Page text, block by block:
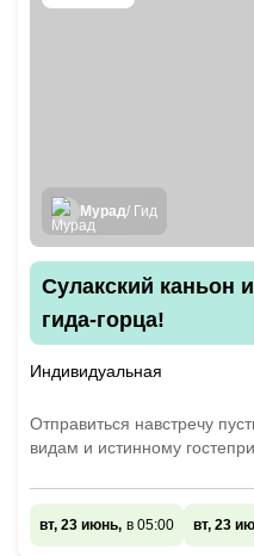
Мурад/ Гид
Сулакский каньон
гида-горца!
Индивидуальная
Отправиться навстречу
видам и истинному
вт, 23 июнь, в 05:00 вт, 23